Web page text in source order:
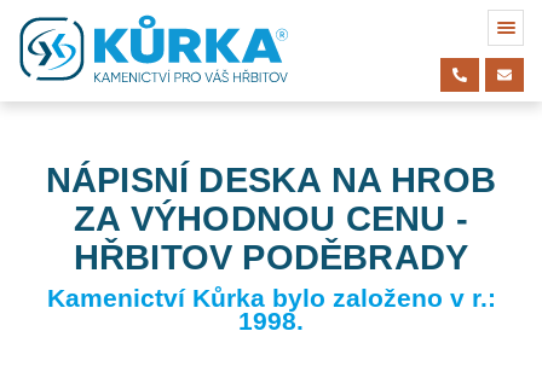
NÁPISNÍ DESKA NA HROB
ZA VÝHODNOU CENU -
HŘBITOV PODĚBRADY
Kamenictví Kůrka bylo založeno v r.:
1998.